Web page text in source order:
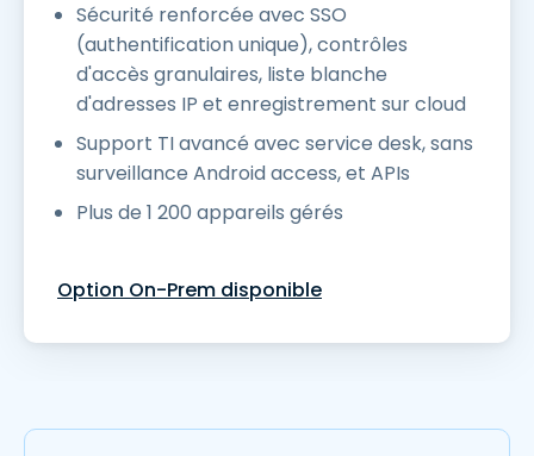
Sécurité renforcée avec SSO
(authentification unique), contrôles
d'accès granulaires, liste blanche
d'adresses IP et enregistrement sur cloud
Support TI avancé avec service desk, sans
surveillance Android access, et APIs
Plus de 1 200 appareils gérés
Option On-Prem disponible